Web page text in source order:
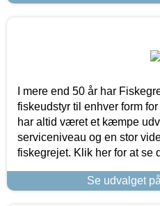
I mere end 50 år har
fiskeudstyr til enhver form
har altid været et kæmpe
serviceniveau og en stor
fiskegrejet. Klik her for at se
Se udvalget